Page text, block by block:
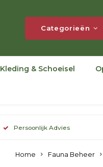
Categorieën
Kleding & Schoeisel
Persoonlijk Advies
Home Fauna Beheer